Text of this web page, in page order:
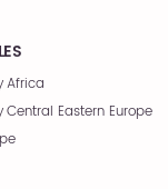
Africa
Eastern Europe